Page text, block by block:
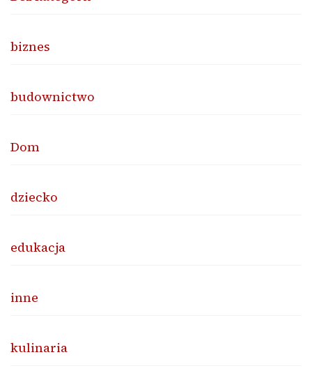
biznes
budownictwo
Dom
dziecko
edukacja
inne
kulinaria